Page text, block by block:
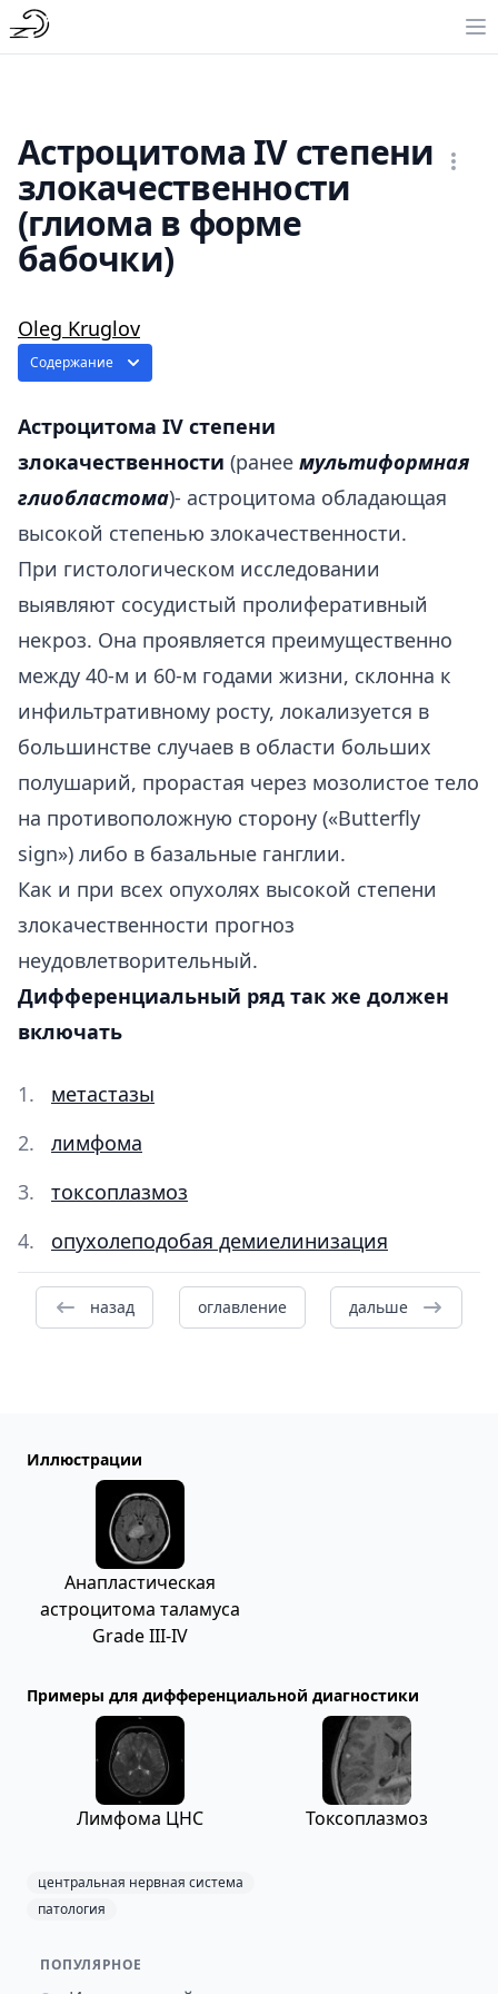
Астроцитома IV степени
злокачественности
(глиома в форме
бабочки)
Oleg Kruglov
Содержание
Астроцитома IV степени
злокачественности (ранее мультиформная
глиобластома)- астроцитома обладающая
высокой степенью злокачественности.
При гистологическом исследовании
выявляют сосудистый пролиферативный
некроз. Она проявляется преимущественно
между 40-м и 60-м годами жизни, склонна к
инфильтративному росту, локализуется в
большинстве случаев в области больших
полушарий, прорастая через мозолистое тело
на противоположную сторону («Butterfly
sign») либо в базальные ганглии.
Как и при всех опухолях высокой степени
злокачественности прогноз
неудовлетворительный.
Дифференциальный ряд так же должен
включать
метастазы
лимфома
токсоплазмоз
опухолеподобая демиелинизация
назад оглавление дальше
Иллюстрации
Анапластическая
астроцитома таламуса
Grade III-IV
Примеры для дифференциальной диагностики
Лимфома ЦНС Токсоплазмоз
центральная нервная система
патология
ПОПУЛЯРНОЕ